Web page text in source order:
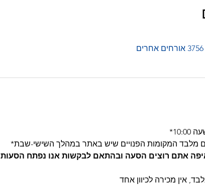
מלבד המקומות הפנויים שיש באתר במהלך השישי-שבת*
אתם רוצים הסעה ובהתאם לבקשות אנו נפתח הסעות
אין מכירה לכיוון אחד